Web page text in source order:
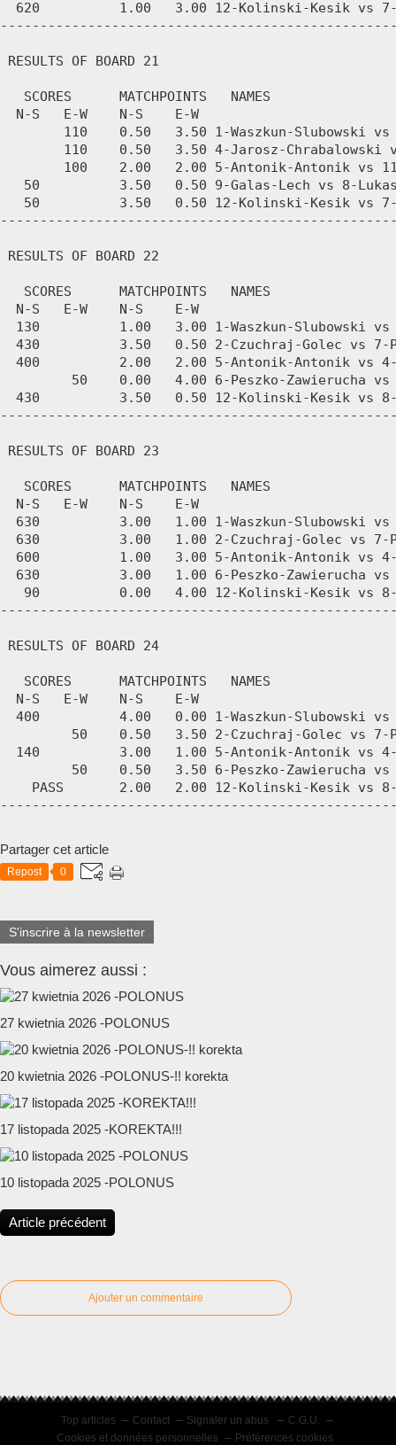
Partager cet article
Repost 0
S'inscrire à la newsletter
Vous aimerez aussi :
27 kwietnia 2026 -POLONUS
20 kwietnia 2026 -POLONUS-!! korekta
17 listopada 2025 -KOREKTA!!!
10 listopada 2025 -POLONUS
Article précédent
Ajouter un commentaire
Top articles Contact Signaler un abus
C.G.U.
Cookies et données personnelles
Préférences cookies